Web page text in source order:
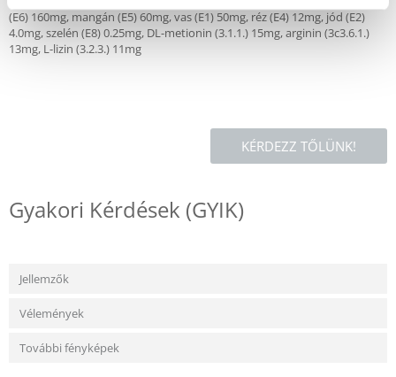
(E6) 160mg, mangán (E5) 60mg, vas (E1) 50mg, réz (E4) 12mg, jód (E2)
4.0mg, szelén (E8) 0.25mg, DL-metionin (3.1.1.) 15mg, arginin (3c3.6.1.)
13mg, L-lizin (3.2.3.) 11mg
KÉRDEZZ TŐLÜNK!
Gyakori Kérdések (GYIK)
Jellemzők
Vélemények
További fényképek